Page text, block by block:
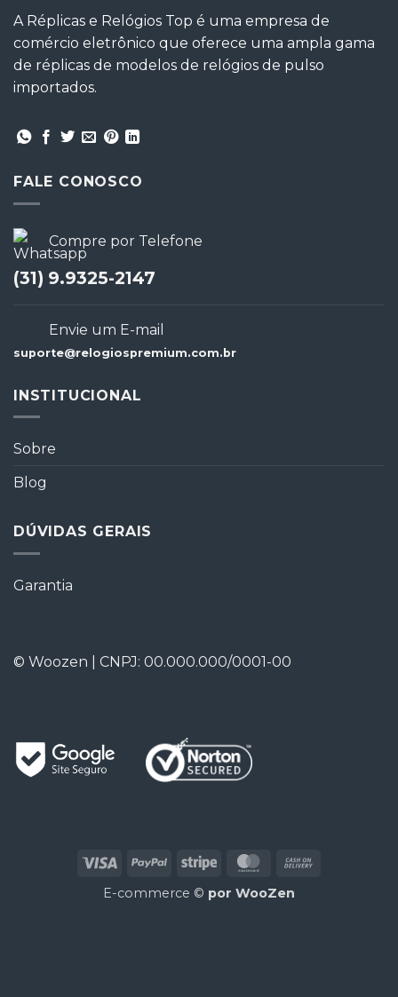
A Réplicas e Relógios Top é uma empresa de
comércio eletrônico que oferece uma ampla gama
de réplicas de modelos de relógios de pulso
importados.
FALE CONOSCO
Compre por Telefone
(31) 9.9325-2147
Envie um E-mail
suporte@relogiospremium.com.br
INSTITUCIONAL
Sobre
Blog
DÚVIDAS GERAIS
Garantia
© Woozen | CNPJ: 00.000.000/0001-00
Visa PayPal Stripe MasterCard
E-commerce © por WooZen